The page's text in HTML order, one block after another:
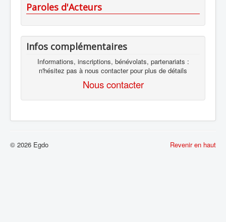
Paroles d'Acteurs
Infos complémentaires
Informations, inscriptions, bénévolats, partenariats :
n'hésitez pas à nous contacter pour plus de détails
Nous contacter
Revenir en haut
© 2026 Egdo